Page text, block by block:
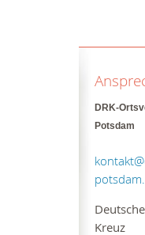
DRK-
Potsdam
Kreuz